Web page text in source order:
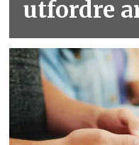
utfordre